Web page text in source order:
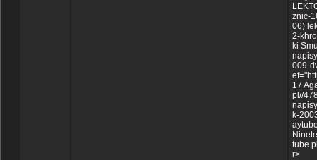
znic-
06)
2-
ki
009-
17
pl//
k-
r>